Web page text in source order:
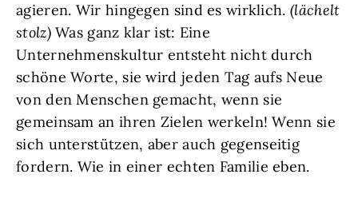
agieren. Wir hingegen sind es wirklich. (lächelt
stolz)Was ganz klar ist: Eine
Unternehmenskultur entsteht nicht durch
schöne Worte, sie wird jeden Tag aufs Neue
von den Menschen gemacht, wenn sie
gemeinsam an ihren Zielen werkeln! Wenn sie
sich unterstützen, aber auch gegenseitig
fordern. Wie in einer echten Familie eben.